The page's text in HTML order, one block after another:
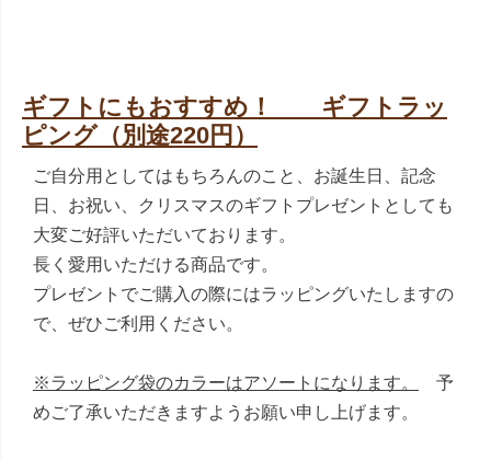
ギフトにもおすすめ！ ギフトラッ
ピング（別途220円）
ご自分用としてはもちろんのこと、お誕生日、記念
日、お祝い、クリスマスのギフトプレゼントとしても
大変ご好評いただいております。
長く愛用いただける商品です。
プレゼントでご購入の際にはラッピングいたしますの
で、ぜひご利用ください。
※ラッピング袋のカラーはアソートになります。
予
めご了承いただきますようお願い申し上げます。